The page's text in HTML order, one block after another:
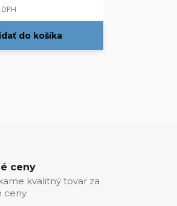
do košíka
ceny
kvalitný tovar za
ceny